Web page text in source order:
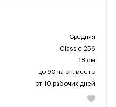
Средняя
Classic 256
18 см
до 90 на сп. место
от 10 рабочих дней